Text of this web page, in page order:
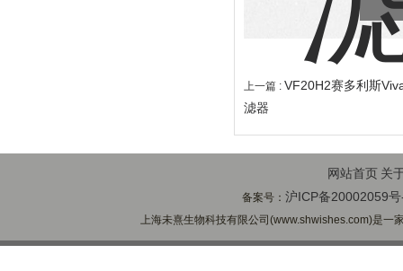
上一篇 : VF20H2赛多利斯
滤器
网站首页 关
备案号：沪ICP备20002059
上海未熹生物科技有限公司(www.shwishes.com)是一